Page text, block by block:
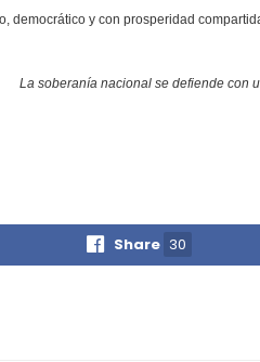
democrático y con prosperidad
La soberanía nacional se defiende con
Share 30